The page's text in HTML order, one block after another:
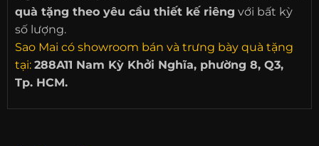
quà tặng theo yêu cầu thiết kế riêng với bất kỳ
số lượng.
Sao Mai có showroom bán và trưng bày quà tặng
tại: 288A11 Nam Kỳ Khởi Nghĩa, phường 8, Q3,
Tp. HCM.